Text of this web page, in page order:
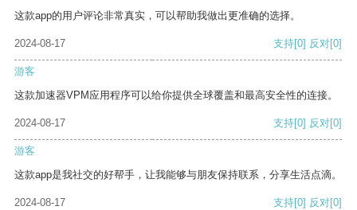
这款app的用户评论非常真实，可以帮助我做出更准确的选择。
2024-08-17 支持[0] 反对[0]
游客
这款加速器VPM应用程序可以给你提供全球覆盖和最高安全性的连接。
2024-08-17 支持[0] 反对[0]
游客
这款app是我社交的好帮手，让我能够与朋友保持联系，分享生活点滴。
2024-08-17 支持[0] 反对[0]